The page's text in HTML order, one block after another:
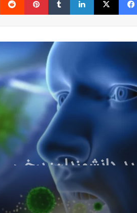
دانشمندان: برخی
دهان می‌توانند خطر
را افزایش دهند